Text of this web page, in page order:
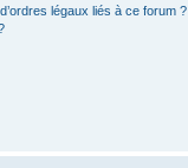
légaux liés à ce forum ?